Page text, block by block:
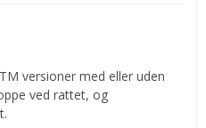
versioner med eller uden
ved rattet, og